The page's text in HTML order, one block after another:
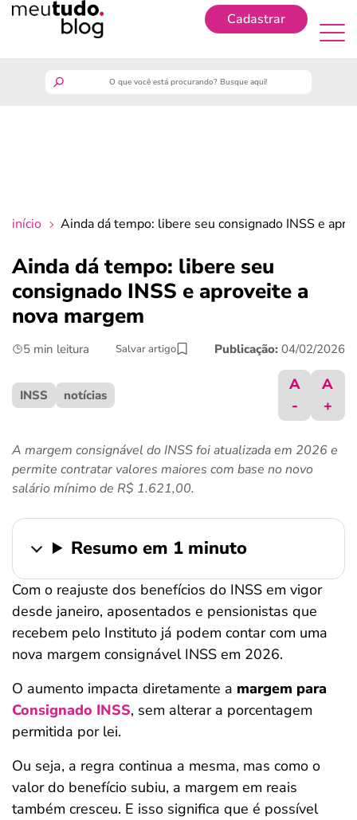
Cadastrar
crédito fácil
últimas notícias
início Ainda dá tempo: libere seu consignado INSS e
Ainda dá tempo: libere seu
consignado INSS e aproveite a
nova margem
5 min leitura Salvar artigo Publicação: 04/02/2026
INSS notícias
A
-
A
+
A margem consignável do INSS foi atualizada em 2026 e
permite contratar valores maiores com base no novo
salário mínimo de R$ 1.621,00.
Resumo em 1 minuto
Com o reajuste dos benefícios do INSS em vigor
desde janeiro, aposentados e pensionistas que
recebem pelo Instituto já podem contar com uma
nova margem consignável INSS em 2026.
O aumento impacta diretamente a margem para
Consignado INSS, sem alterar a porcentagem
permitida por lei.
Ou seja, a regra continua a mesma, mas como o
valor do benefício subiu, a margem em reais
também cresceu. E isso significa que é possível